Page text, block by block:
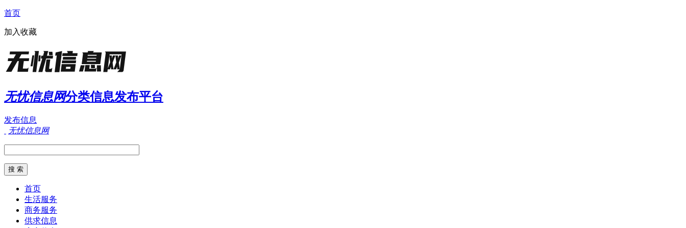
首页
加入收藏
无忧信息网分类信息发布平台
发布信息
无忧信息网
首页
生活服务
商务服务
供求信息